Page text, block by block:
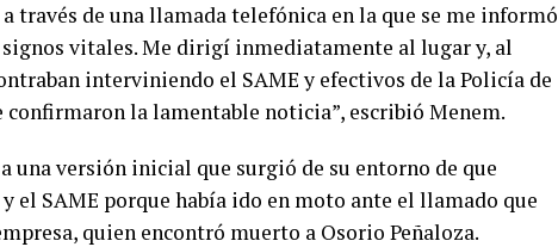
través de una llamada telefónica en la que se me informó
vitales. Me dirigí inmediatamente al lugar y, al
interviniendo el SAME y efectivos de la Policía de
la lamentable noticia”, escribió Menem.
una versión inicial que surgió de su entorno de que
el SAME porque había ido en moto ante el llamado que
quien encontró muerto a Osorio Peñaloza.